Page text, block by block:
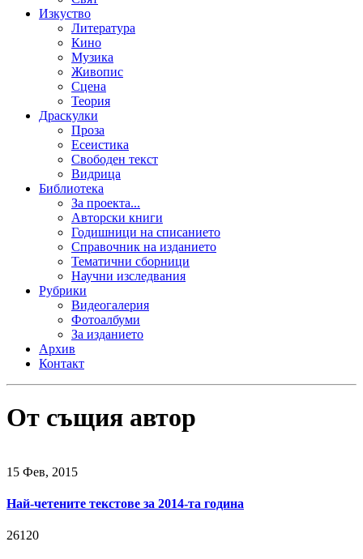
Изкуство
Литература
Кино
Музика
Живопис
Сцена
Теория
Драскулки
Проза
Есеистика
Свободен текст
Видрица
Библиотека
За проекта...
Авторски книги
Годишници на списанието
Справочник на изданието
Тематични сборници
Научни изследвания
Рубрики
Видеогалерия
Фотоалбуми
За изданието
Архив
Контакт
От същия автор
15 Фев, 2015
Най-четените текстове за 2014-та година
26120